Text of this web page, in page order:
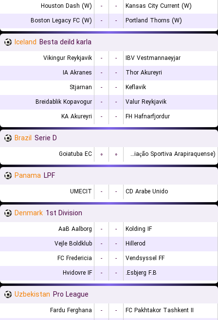
Houston Dash (W)
- -
Kansas City Current (W)
Boston Legacy FC (W)
- - Portland Thorns (W)
Iceland Besta deild karla
Vikingur Reykjavik - -
IBV Vestmannaeyjar
IA Akranes
- -
Thor Akureyri
Stjarnan
- -
Keflavik
Breidablik Kopavogur
- -
Valur Reykjavik
KA Akureyri
- - FH Hafnarfjordur
Brazil Serie D
Goiatuba EC ۰ ۰ ASA (Agremiação Sportiva Arapiraquense)
Panama LPF
UMECIT - - CD Arabe Unido
Denmark 1st Division
AaB Aalborg - -
Kolding IF
Vejle Boldklub
- -
Hillerod
FC Fredericia
- -
Vendsyssel FF
Hvidovre IF
- - Esbjerg F.B.
Uzbekistan Pro League
Fardu Ferghana - -
FC Pakhtakor Tashkent II